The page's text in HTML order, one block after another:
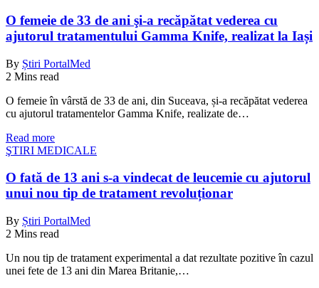
O femeie de 33 de ani şi-a recăpătat vederea cu
ajutorul tratamentului Gamma Knife, realizat la Iași
By Știri PortalMed
2 Mins read
O femeie în vârstă de 33 de ani, din Suceava, și-a recăpătat vederea
cu ajutorul tratamentelor Gamma Knife, realizate de…
Read more
ŞTIRI MEDICALE
O fată de 13 ani s-a vindecat de leucemie cu ajutorul
unui nou tip de tratament revoluționar
By Știri PortalMed
2 Mins read
Un nou tip de tratament experimental a dat rezultate pozitive în cazul
unei fete de 13 ani din Marea Britanie,…